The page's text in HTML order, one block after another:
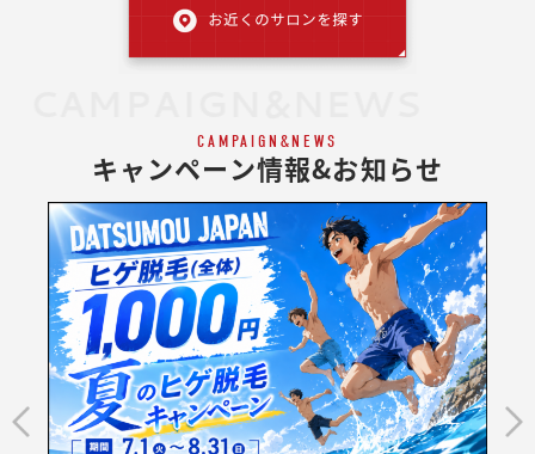
CAMPAIGN&NEWS
キャンペーン情報&お知らせ